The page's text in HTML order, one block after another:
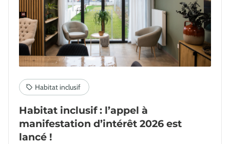
Habitat inclusif : l’appel à
manifestation d’intérêt 2026 est
lancé !